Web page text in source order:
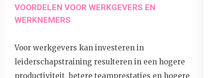
VOORDELEN VOOR WERKGEVERS EN
WERKNEMERS
Voor werkgevers kan investeren in
leiderschapstraining resulteren in een hogere
productiviteit, betere teamprestaties en hogere